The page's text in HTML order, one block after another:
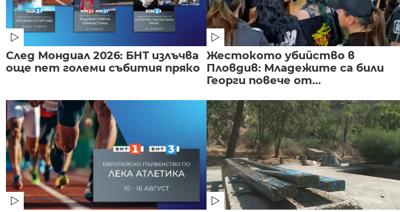
След Мондиал 2026: БНТ излъчва
още пет големи събития пряко
Жестокото убийство в
Пловдив: Младежите са били
Георги повече от...